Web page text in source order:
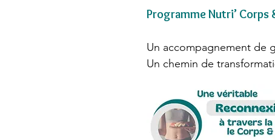
ProgrammeNutri’ Corps
Un accompagnement de
Un chemin de